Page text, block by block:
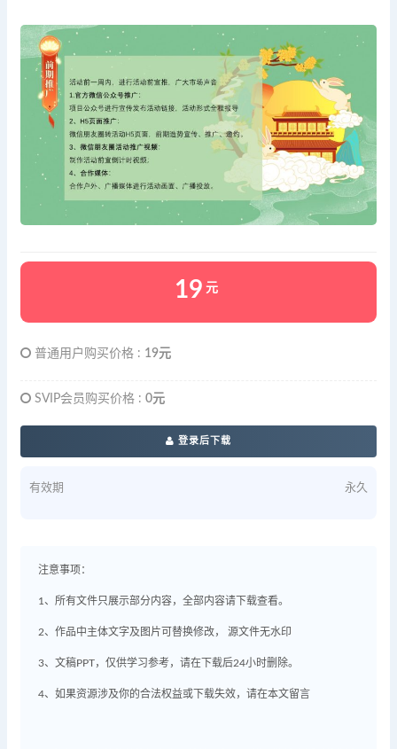
19 元
普通用户购买价格 : 19元
SVIP会员购买价格 : 0元
登录后下载
有效期 永久
注意事项：
1、所有文件只展示部分内容，全部内容请下载查看。
2、作品中主体文字及图片可替换修改， 源文件无水印
3、文稿PPT，仅供学习参考，请在下载后24小时删除。
4、如果资源涉及你的合法权益或下载失效，请在本文留言